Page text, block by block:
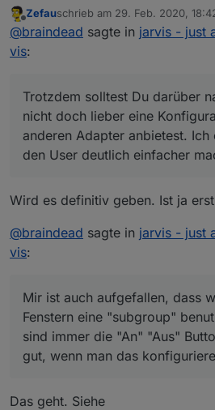
Screenshots
nach einer Änderung.
nachdenken, ob Du nicht
Mir ist auch aufgefallen,
Fenstern eine "subgroup"
Offline
Zefauschrieb am 29. Feb. 2020,
zuletzt editiert von
@braindead sagte in jarvis - just
vis:
Trotzdem solltest Du darüber
nicht doch lieber eine
anderen Adapter anbietest.
den User deutlich einfacher
Wird es definitiv geben. Ist ja
@braindead sagte in jarvis - just
vis:
Mir ist auch aufgefallen, dass
Fenstern eine "subgroup"
sind immer die "An" "Aus"
gut, wenn man das
Das geht. Siehe